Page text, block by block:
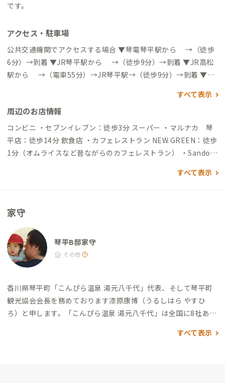
です。
アクセス・駐車場
公共交通機関でアクセスする場合 ▼琴電琴平駅から →（徒歩
6分）→到着 ▼JR琴平駅から →（徒歩9分）→到着 ▼JR高松
駅から →（電車55分）→JR琴平駅→（徒歩9分）→到着 ▼高
→到着 ▼コインパーキング 徒歩10分圏内にコインパーキング
あり（有料）
すべて表示
周辺のお店情報
コンビニ ・セブンイレブン：徒歩3分 スーパー ・マルナカ 琴
平店：徒歩14分 飲食店 ・カフェレストラン NEW GREEN：徒歩
1分（オムライスなど昔ながらのカフェレストラン） ・Sando S
琴平店：徒歩1分（世界を旅してきた旅人が作る薬膳カレーが名
ん） ・虎屋うどん：徒歩2分（オープンテラス席でペットと一緒
にうどんが食べられます） ・セルフうどん いわのや：徒歩6分
（うどん県香川らしいセルフうどん） 遅くまでやっているお店
・Don’t tell Mama/ドンテルママ：徒歩2分（たくさんの種類の
ウイスキーが楽しめる隠れ家Bar） ・呑象ブリューイング：徒
き ・旅人ハーバー：徒歩1分（ドリンクやお酒の他、おしるこラ
テも絶品） ・五人百姓 池商店：徒歩5分（名物加美代飴やソフ
トクリームが楽しめる商店）
すべて表示
家守
琴平B邸家守
その他
香川県琴平町「こんぴら温泉 湯元八千代」代表、そして琴平町
観光協会会長を務めております漆原康博（うるしはら やすひ
ろ）と申します。「こんぴら温泉 湯元八千代」は全国に8社ある
前町であるこの地に生まれ育ち、宿と地域の魅力を次世代へつ
すべて表示